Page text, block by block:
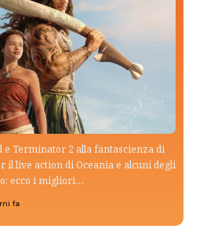
Terminator 2 alla fantascienza di
il live action di Oceania e alcuni degli
ecco i migliori…
fa